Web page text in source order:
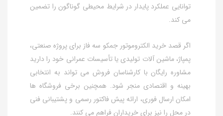
توانایی عملکرد پایدار در شرایط محیطی گوناگون را تضمین
می‌ کند.
اگر قصد خرید الکتروموتور جمکو سه فاز برای پروژه صنعتی،
پمپاژ، ماشین‌ آلات تولیدی یا تأسیسات عمرانی خود را دارید
مشاوره رایگان با کارشناسان فروش می‌ تواند به انتخابی
بهینه و اقتصادی منجر شود. همچنین برخی فروشگاه‌ ها
امکان ارسال فوری، ارائه پیش‌ فاکتور رسمی و پشتیبانی فنی
در محل را نیز برای خریداران فراهم می‌ کنند.